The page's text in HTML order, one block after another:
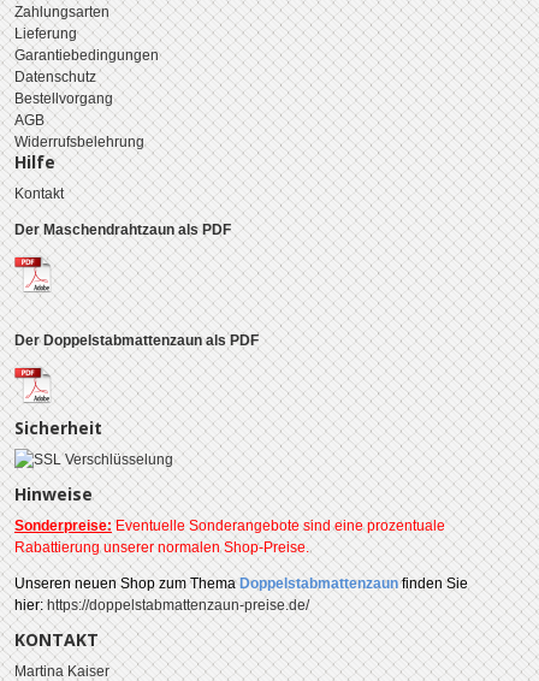
Zahlungsarten
Lieferung
Garantiebedingungen
Datenschutz
Bestellvorgang
AGB
Widerrufsbelehrung
Hilfe
Kontakt
Der Maschendrahtzaun als PDF
Der Doppelstabmattenzaun als PDF
Sicherheit
Hinweise
Sonderpreise: Eventuelle Sonderangebote sind eine prozentuale
Rabattierung unserer normalen Shop-Preise.
Unserenneuen Shop zum Thema Doppelstabmattenzaun finden Sie
hier:https://doppelstabmattenzaun-preise.de/
KONTAKT
Martina Kaiser